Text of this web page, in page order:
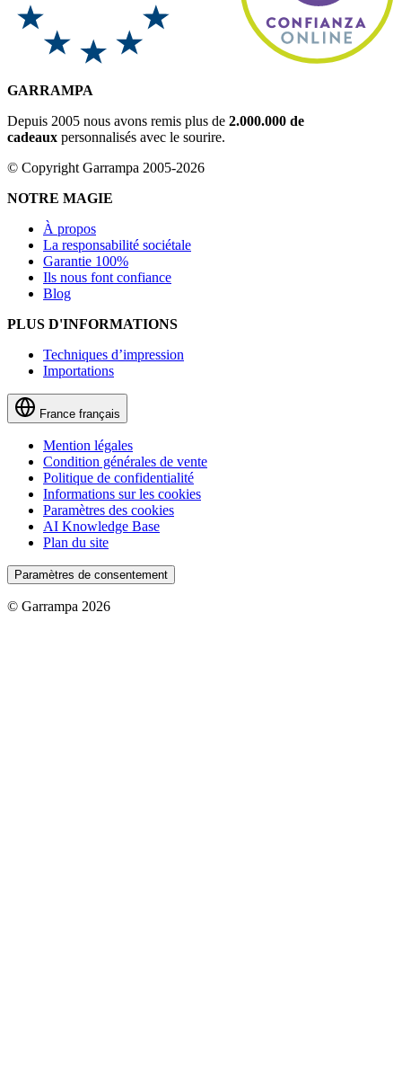
GARRAMPA
Depuis 2005 nous avons remis plus de 2.000.000 de
cadeaux personnalisés avec le sourire.
© Copyright Garrampa 2005-2026
NOTRE MAGIE
À propos
La responsabilité sociétale
Garantie 100%
Ils nous font confiance
Blog
PLUS D'INFORMATIONS
Techniques d’impression
Importations
France français
Mention légales
Condition générales de vente
Politique de confidentialité
Informations sur les cookies
Paramètres des cookies
AI Knowledge Base
Plan du site
Paramètres de consentement
© Garrampa 2026